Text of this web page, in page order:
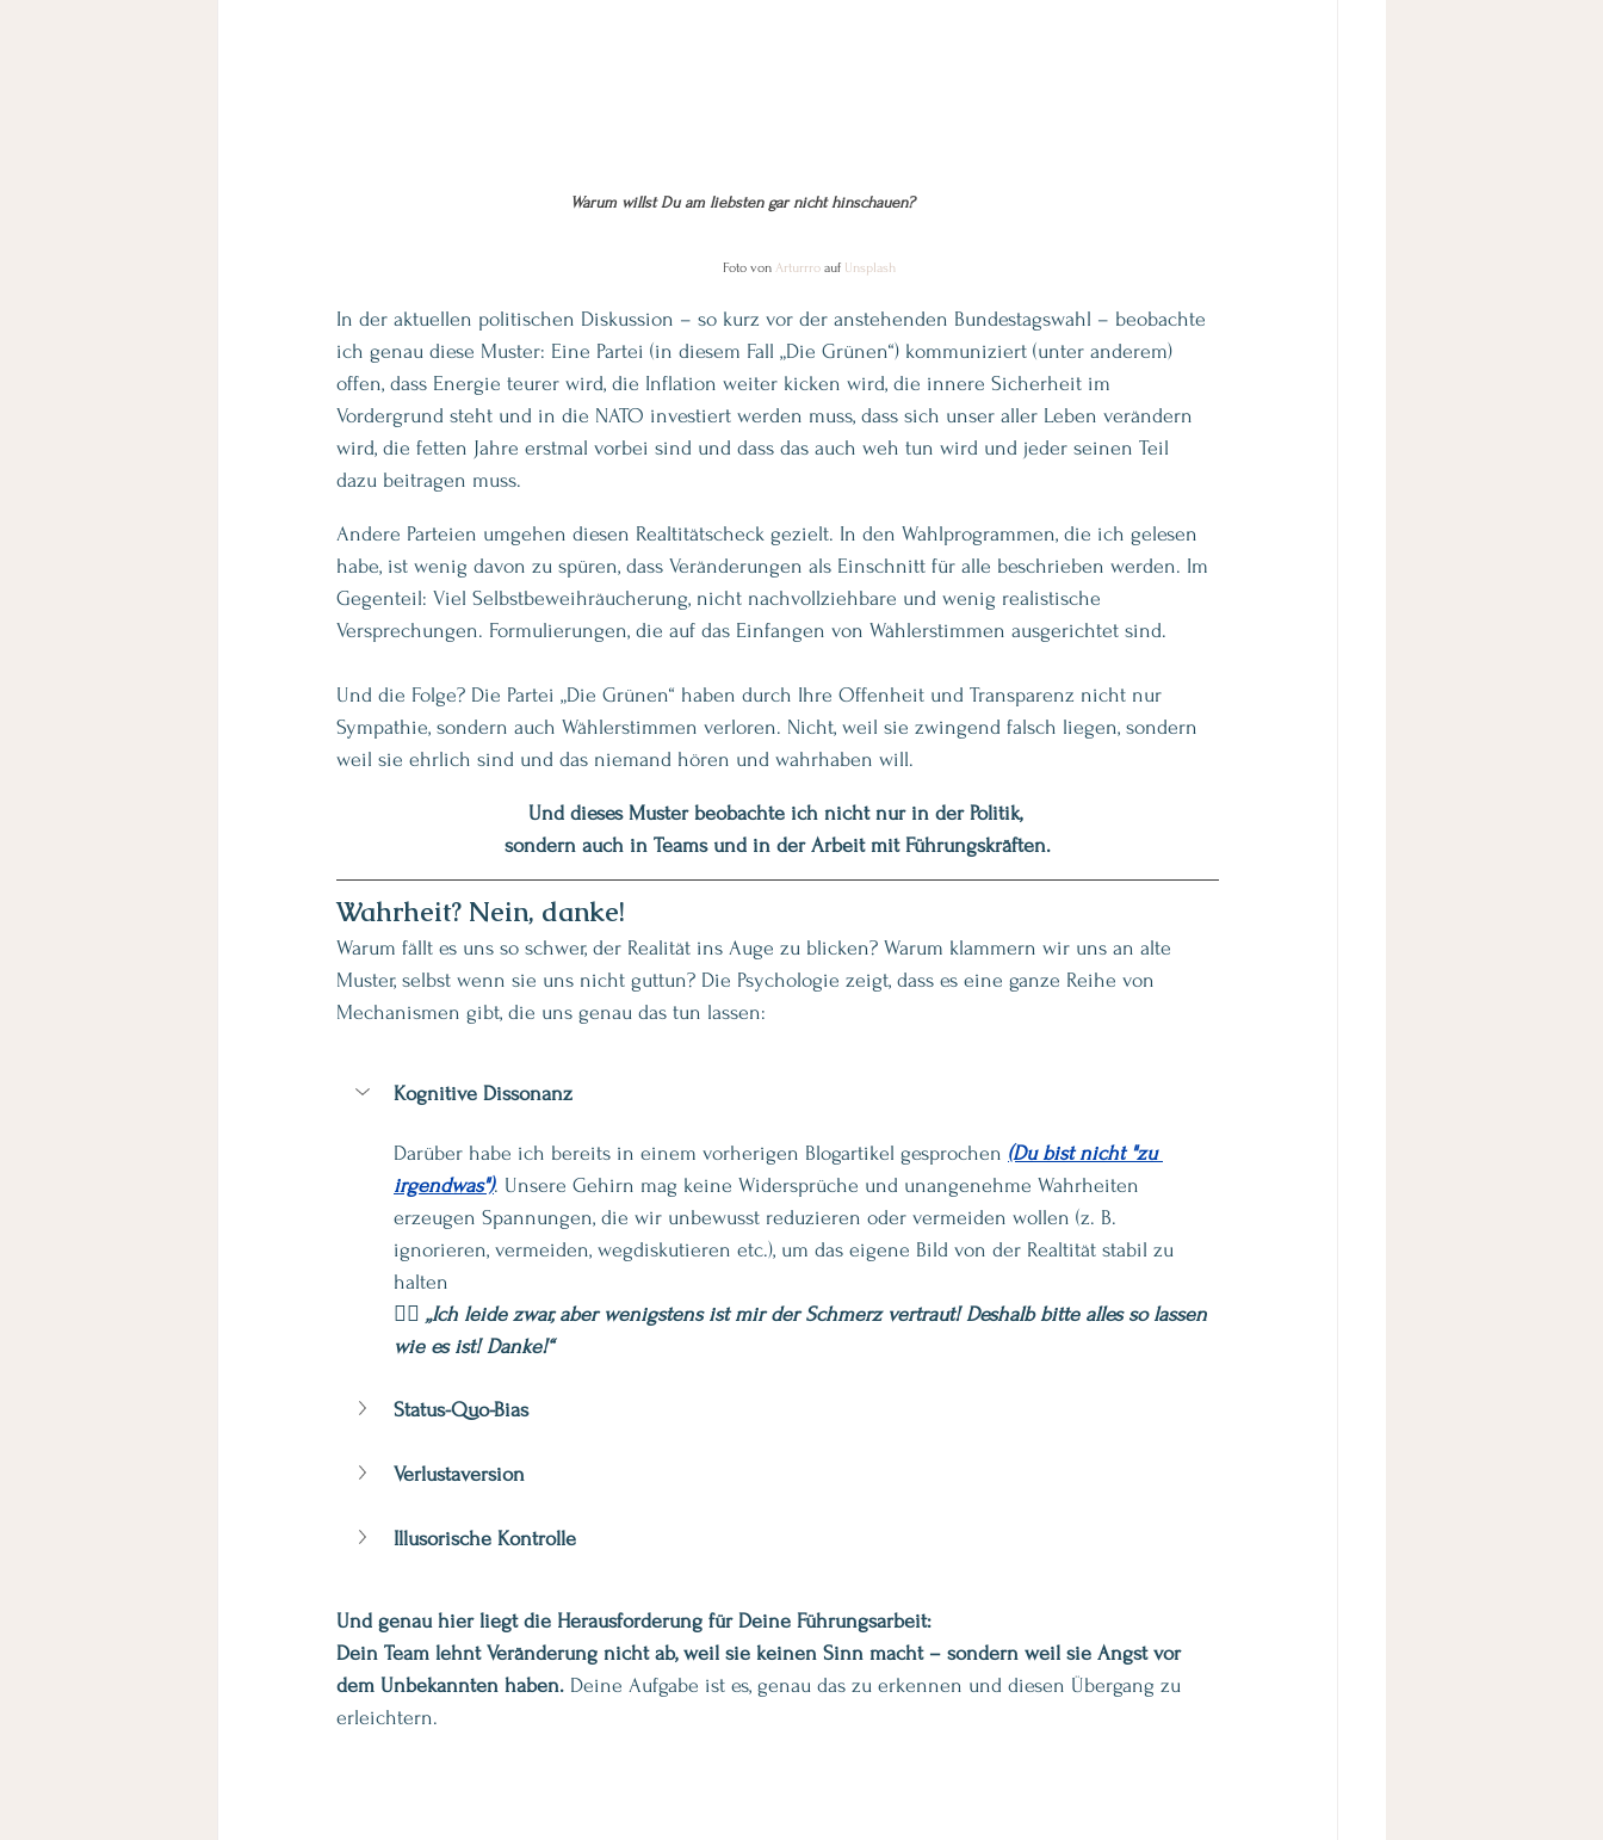
Warum willst Du am liebsten gar nicht hinschauen?
Foto von Arturrro auf Unsplash
In der aktuellen politischen Diskussion – so kurz vor der anstehenden Bundestagswahl – beobachte
ich genau diese Muster: Eine Partei (in diesem Fall „Die Grünen“) kommuniziert (unter anderem)
offen, dass Energie teurer wird, die Inflation weiter kicken wird, die innere Sicherheit im
Vordergrund steht und in die NATO investiert werden muss, dass sich unser aller Leben verändern
wird, die fetten Jahre erstmal vorbei sind und dass das auch weh tun wird und jeder seinen Teil
dazu beitragen muss.
Andere Parteien umgehen diesen Realtitätscheck gezielt. In den Wahlprogrammen, die ich gelesen
habe, ist wenig davon zu spüren, dass Veränderungen als Einschnitt für alle beschrieben werden. Im
Gegenteil: Viel Selbstbeweihräucherung, nicht nachvollziehbare und wenig realistische
Versprechungen. Formulierungen, die auf das Einfangen von Wählerstimmen ausgerichtet sind.
Und die Folge? Die Partei „Die Grünen“ haben durch Ihre Offenheit und Transparenz nicht nur
Sympathie, sondern auch Wählerstimmen verloren. Nicht, weil sie zwingend falsch liegen, sondern
weil sie ehrlich sind und das niemand hören und wahrhaben will.
Und dieses Muster beobachte ich nicht nur in der Politik,
sondern auch in Teams und in der Arbeit mit Führungskräften.
Wahrheit? Nein, danke!
Warum fällt es uns so schwer, der Realität ins Auge zu blicken? Warum klammern wir uns an alte
Muster, selbst wenn sie uns nicht guttun? Die Psychologie zeigt, dass es eine ganze Reihe von
Mechanismen gibt, die uns genau das tun lassen:
Kognitive Dissonanz
Darüber habe ich bereits in einem vorherigen Blogartikel gesprochen (Du bist nicht "zu
irgendwas"). Unsere Gehirn mag keine Widersprüche und unangenehme Wahrheiten
erzeugen Spannungen, die wir unbewusst reduzieren oder vermeiden wollen (z. B.
ignorieren, vermeiden, wegdiskutieren etc.), um das eigene Bild von der Realtität stabil zu
halten
👉🏻 „Ich leide zwar, aber wenigstens ist mir der Schmerz vertraut! Deshalb bitte alles so lassen
wie es ist! Danke!“
Status-Quo-Bias
Verlustaversion
Illusorische Kontrolle
Und genau hier liegt die Herausforderung für Deine Führungsarbeit:
Dein Team lehnt Veränderung nicht ab, weil sie keinen Sinn macht – sondern weil sie Angst vor
dem Unbekannten haben. Deine Aufgabe ist es, genau das zu erkennen und diesen Übergang zu
erleichtern.